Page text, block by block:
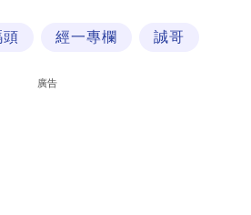
頭 經一專欄 誠哥
廣告